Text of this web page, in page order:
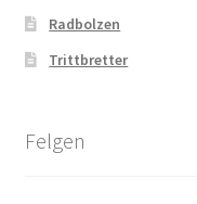
Radbolzen
Trittbretter
Felgen